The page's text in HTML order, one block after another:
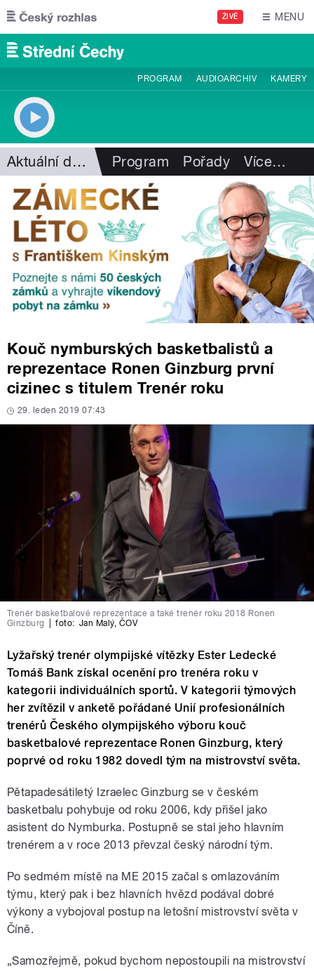
Přejít k hlavnímu obsahu
ŽIVĚ MENU
PROGRAM AUDIOARCHIV KAMERY
Aktuální dění Program Pořady Více…
Kouč nymburských basketbalistů a
reprezentace Ronen Ginzburg první
cizinec s titulem Trenér roku
29. leden 2019 07:43
Trenér basketbalové reprezentace a také trenér roku 2018 Ronen
Ginzburg
foto: Jan Malý, ČOV
Lyžařský trenér olympijské vítězky Ester Ledecké
Tomáš Bank získal ocenění pro trenéra roku v
kategorii individuálních sportů. V kategorii týmových
her zvítězil v anketě pořádané Unií profesionálních
trenérů Českého olympijského výboru kouč
basketbalové reprezentace Ronen Ginzburg, který
poprvé od roku 1982 dovedl tým na mistrovství světa.
Pětapadesátiletý Izraelec Ginzburg se v českém
basketbalu pohybuje od roku 2006, kdy přišel jako
asistent do Nymburka. Postupně se stal jeho hlavním
trenérem a v roce 2013 převzal český národní tým.
Po sedmém místě na ME 2015 začal s omlazováním
týmu, který pak i bez hlavních hvězd podával dobré
výkony a vybojoval postup na letošní mistrovství světa v
Číně.
„Samozřejmě, pokud bychom nepostoupili na mistrovství